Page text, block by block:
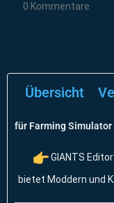
0 Kommentare
Übersicht
für Farming Simulator
GIANTS
bietet Moddern und